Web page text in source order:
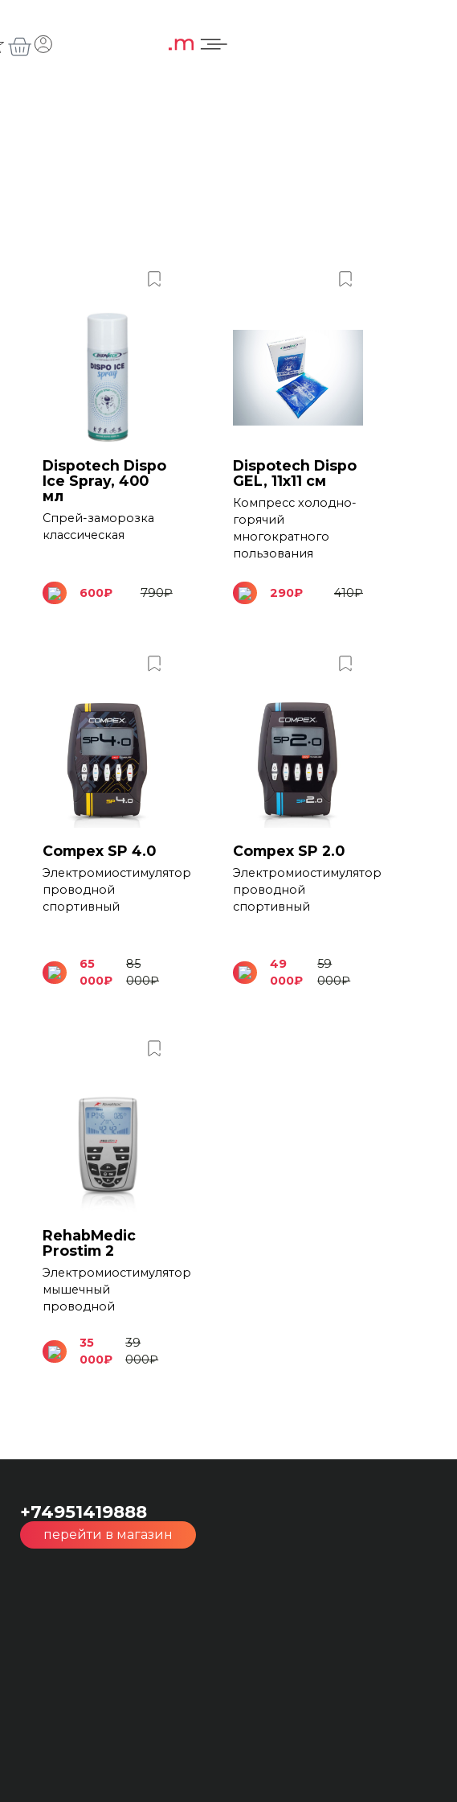
Dispotech Dispo
Ice Spray, 400
мл
Спрей-заморозка
классическая
790₽
600₽
Dispotech Dispo
GEL, 11х11 см
Компресс холодно-
горячий
многократного
пользования
410₽
290₽
Compex SP 4.0
Электромиостимулятор
проводной
спортивный
85
000₽
65
000₽
Compex SP 2.0
Электромиостимулятор
проводной
спортивный
59
000₽
49
000₽
RehabMedic
Prostim 2
Электромиостимулятор
мышечный
проводной
39
000₽
35
000₽
+74951419888
перейти в магазин